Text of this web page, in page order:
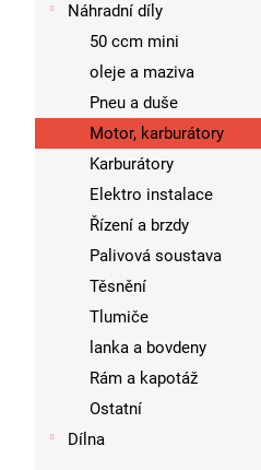
Náhradní díly
50 ccm mini
oleje a maziva
Pneu a duše
Motor, karburátory
Karburátory
Elektro instalace
Řízení a brzdy
Palivová soustava
Těsnění
Tlumiče
lanka a bovdeny
Rám a kapotáž
Ostatní
Dílna